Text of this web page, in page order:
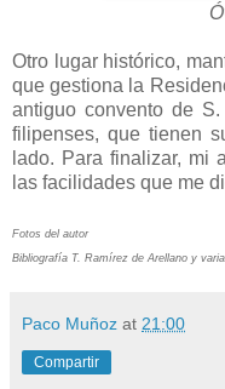
Otro lugar histórico,
que gestiona la
antiguo convento de
filipenses, que tienen
lado. Para finalizar, mi
las facilidades que me
Fotos del autor
Bibliografía T. Ramírez de Arellano y varia.
Paco Muñoz at 21:00
Compartir